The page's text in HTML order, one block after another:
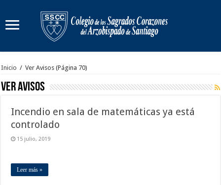
Inicio / Ver Avisos (Página 70)
Ver Avisos
Incendio en sala de matemáticas ya está
controlado
15 julio, 2019
Leer más »